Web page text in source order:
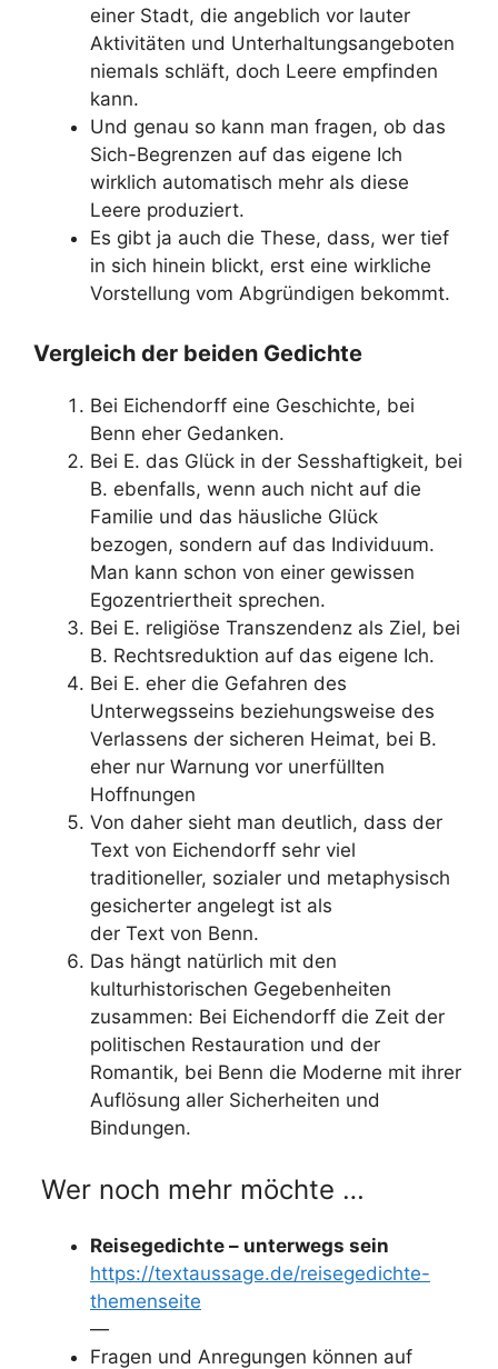
einer Stadt, die angeblich vor lauter
Aktivitäten und Unterhaltungsangeboten
niemals schläft, doch Leere empfinden
kann.
Und genau so kann man fragen, ob das
Sich-Begrenzen auf das eigene Ich
wirklich automatisch mehr als diese
Leere produziert.
Es gibt ja auch die These, dass, wer tief
in sich hinein blickt, erst eine wirkliche
Vorstellung vom Abgründigen bekommt.
Vergleich der beiden Gedichte
Bei Eichendorff eine Geschichte, bei
Benn eher Gedanken.
Bei E. das Glück in der Sesshaftigkeit, bei
B. ebenfalls, wenn auch nicht auf die
Familie und das häusliche Glück
bezogen, sondern auf das Individuum.
Man kann schon von einer gewissen
Egozentriertheit sprechen.
Bei E. religiöse Transzendenz als Ziel, bei
B. Rechtsreduktion auf das eigene Ich.
Bei E. eher die Gefahren des
Unterwegsseins beziehungsweise des
Verlassens der sicheren Heimat, bei B.
eher nur Warnung vor unerfüllten
Hoffnungen
Von daher sieht man deutlich, dass der
Text von Eichendorff sehr viel
traditioneller, sozialer und metaphysisch
gesicherter angelegt ist als
der Text von Benn.
Das hängt natürlich mit den
kulturhistorischen Gegebenheiten
zusammen: Bei Eichendorff die Zeit der
politischen Restauration und der
Romantik, bei Benn die Moderne mit ihrer
Auflösung aller Sicherheiten und
Bindungen.
Wer noch mehr möchte …
Reisegedichte – unterwegs sein
https://textaussage.de/reisegedichte-
themenseite
—
Fragen und Anregungen können auf